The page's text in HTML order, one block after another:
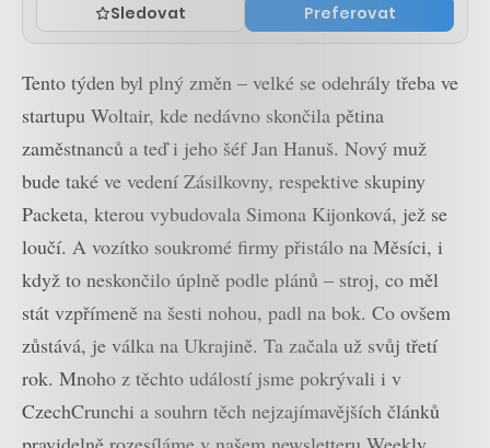
Sledovat Preferovat
Tento týden byl plný změn – velké se odehrály třeba ve
startupu Woltair, kde nedávno skončila pětina
zaměstnanců a teď i jeho šéf Jan Hanuš. Nový muž
bude také ve vedení Zásilkovny, respektive skupiny
Packeta, kterou vybudovala Simona Kijonková, jež se
loučí. A vozítko soukromé firmy přistálo na Měsíci, i
když to neskončilo úplně podle plánů – stroj, co měl
stát vzpřímeně na šesti nohou, padl na bok. Co ovšem
zůstává, je válka na Ukrajině. Ta začala už svůj třetí
rok. Mnoho z těchto událostí jsme pokrývali i v
CzechCrunchi a souhrn těch nejzajímavějších článků